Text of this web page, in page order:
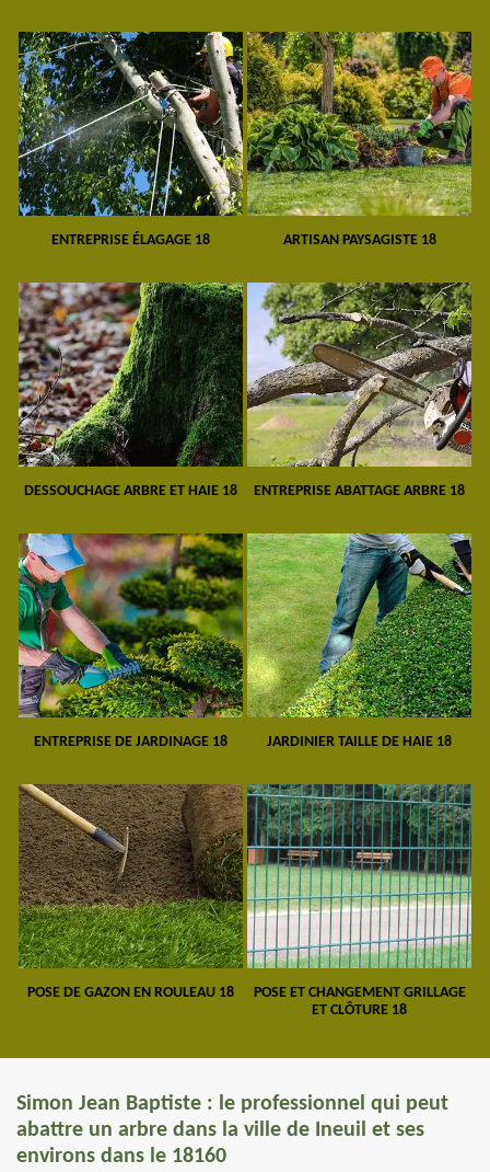
ENTREPRISE ÉLAGAGE 18 ARTISAN PAYSAGISTE 18
DESSOUCHAGE ARBRE ET HAIE 18 ENTREPRISE ABATTAGE ARBRE 18
ENTREPRISE DE JARDINAGE 18 JARDINIER TAILLE DE HAIE 18
POSE DE GAZON EN ROULEAU 18
POSE ET CHANGEMENT GRILLAGE
ET CLÔTURE 18
Simon Jean Baptiste : le professionnel qui peut
abattre un arbre dans la ville de Ineuil et ses
environs dans le 18160